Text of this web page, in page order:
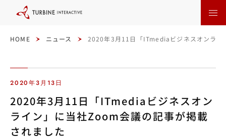
HOME ニュース 2020年3月11日「ITmediaビジネスオンライ
2020年3月13日
2020年3月11日「ITmediaビジネスオン
ライン」に当社Zoom会議の記事が掲載
されました